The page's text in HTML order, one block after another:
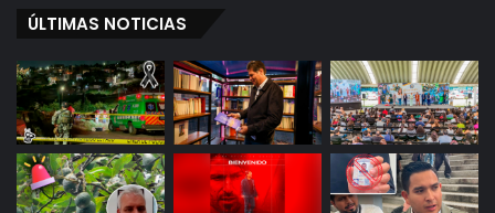
ÚLTIMAS NOTICIAS